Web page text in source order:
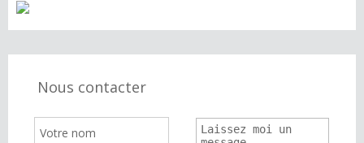
Nous contacter